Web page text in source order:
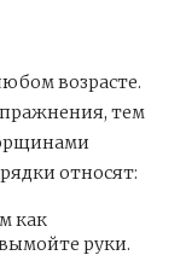
возрасте.
тем
относят:
как
руки.